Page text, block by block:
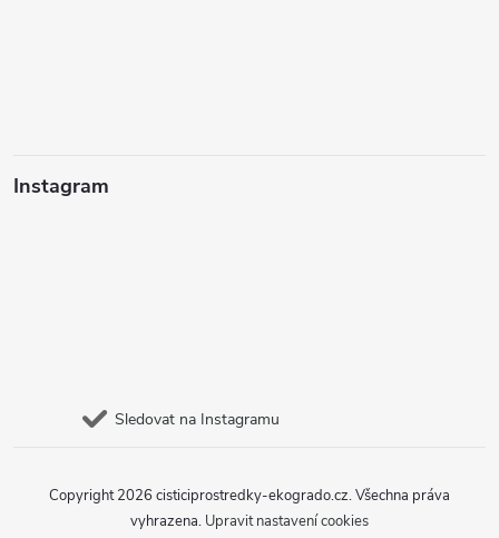
Instagram
Sledovat na Instagramu
Copyright 2026 cisticiprostredky-ekogrado.cz. Všechna práva
vyhrazena. Upravit nastavení cookies